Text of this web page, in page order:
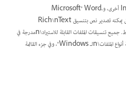
يمكنك\nاستيراد نص من قصص InCopy أخرى، وMicrosoft® Word،
\nوMicrosoft Excel، وأي تطبيق يمكنه تصدير نص بتنسيق Rich\nText
Format (RTF) أو تنسيق النص فقط. جميع تنسيقات الملفات القابلة للاستيراد\nمدرجة في
مربع حوار InCopy Place (في قائمة أنواع الملفات\nلـ Windows®، وفي جزء القائمة